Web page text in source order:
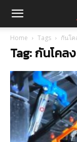
Home Tags กันโค
Tag: กันโคล